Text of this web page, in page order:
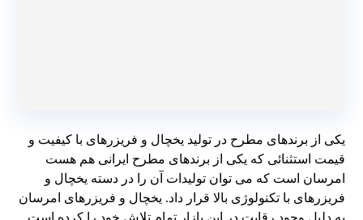
یکی از برندهای مطرح در تولید یخچال و فریزرهای با کیفیت و
قیمت استثنائی که یکی از برندهای مطرح ایرانی هم هست
امرسان است که می توان تولیدات آن را در دسته یخچال و
فریزرهای با تکنولوژی بالا قرار داد. یخچال و فریزرهای امرسان